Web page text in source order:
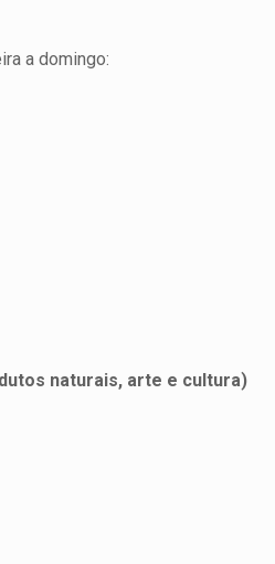
a domingo:
naturais, arte e cultura)